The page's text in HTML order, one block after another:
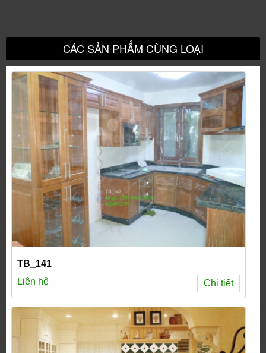
CÁC SẢN PHẨM CÙNG LOẠI
TB_141
Liên hệ
Chi tiết